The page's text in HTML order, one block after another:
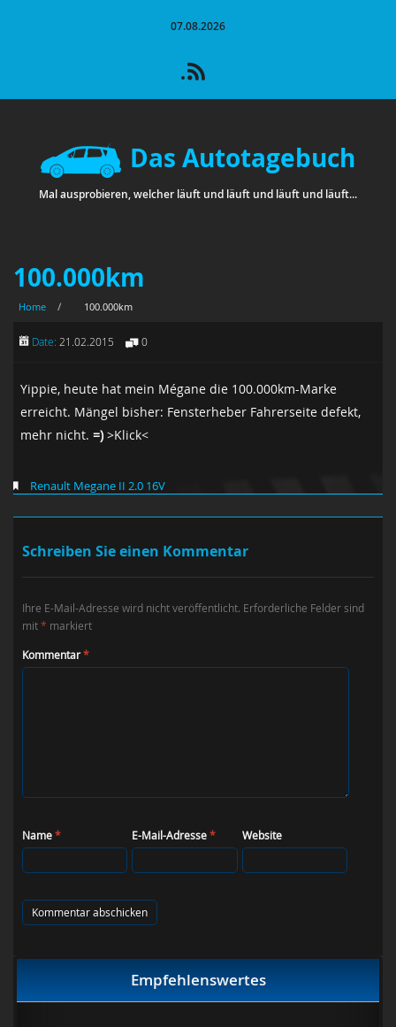
07.08.2026
Das Autotagebuch
Mal ausprobieren, welcher läuft und läuft und läuft und läuft...
100.000km
Home / 100.000km
Date: 21.02.2015 0
Yippie, heute hat mein Mégane die 100.000km-Marke
erreicht. Mängel bisher: Fensterheber Fahrerseite defekt,
mehr nicht. =)>Klick<
Renault Megane II 2.0 16V
Schreiben Sie einen Kommentar
Ihre E-Mail-Adresse wird nicht veröffentlicht. Erforderliche Felder sind
mit* markiert
Kommentar*
Name* E-Mail-Adresse* Website
Empfehlenswertes